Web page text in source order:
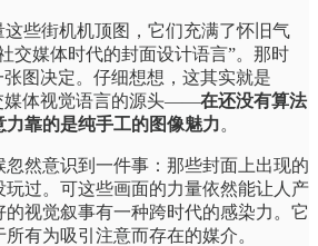
这些街机机顶图，它们充满了怀旧气
交媒体时代的封面设计语言”。那时
张图决定。仔细想想，这其实就是
媒体视觉语言的源头——在还没有算法
靠的是纯手工的图像魅力。
然意识到一件事：那些封面上出现的
过。可这些画面的力量依然能让人产
视觉叙事有一种跨时代的感染力。它
有为吸引注意而存在的媒介。